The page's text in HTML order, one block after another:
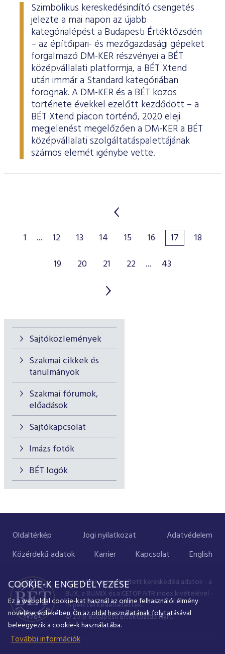
Sajtóközlemények
Szakmai cikkek és
tanulmányok
Szakmai fórumok,
előadások
Sajtókapcsolat
Imázs fotók
BÉT logók
Szimbolikus kereskedésindító csengetés
jelezte a mai napon az újabb
kategórialépést a Budapesti Értéktőzsdén
– az építőipari- és mezőgazdasági gépeket
forgalmazó DM-KER részvényei a BÉT
középvállalati platformja, a BÉT Xtend
után immár a Standard kategóriában
forognak. A DM-KER és a BÉT közös
története évekkel ezelőtt kezdődött – a
BÉT Xtend piacon történő, 2020 eleji
megjelenést megelőzően a DM-KER a BÉT
középvállalati szolgáltatáspalettájának
számos elemét igénybe vette.
1 ... 12 13 14 15 16 17
18
19
20 21 22 ... 43
Oldaltérkép Jogi nyilatkozat
Adatvédelem
Közérdekű adatok
Karrier Kapcsolat English
A portálon megjelenített kereskedési adatok - a
BUX, a BUMIX és a CETOP NTR index kivételével -
15 perccel késleltetettek.
© 2019 Budapesti Értéktőzsde Nyrt.
COOKIE-K ENGEDÉLYEZÉSE
Ez a weboldal cookie-kat használ az online felhasználói élmény
növelése érdekében. Ön az oldal használatának folytatásával
beleegyezik a cookie-k használatába.
További információk